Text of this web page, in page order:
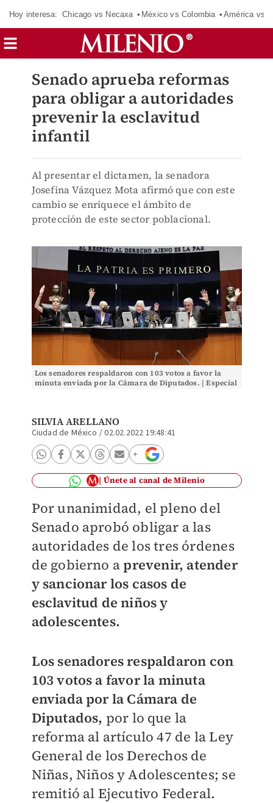
Hoy interesa: Chicago vs Necaxa México vs Colombia América vs
Senado aprueba reformas
para obligar a autoridades
prevenir la esclavitud
infantil
Al presentar el dictamen, la senadora
Josefina Vázquez Mota afirmó que con este
cambio se enriquece el ámbito de
protección de este sector poblacional.
Los senadores respaldaron con 103 votos a favor la
minuta enviada por la Cámara de Diputados. | Especial
SILVIA ARELLANO
Ciudad de México /02.02.2022 19:48:41
Únete al canal de Milenio
Por unanimidad, el pleno del
Senado aprobó obligar a las
autoridades de los tres órdenes
de gobierno aprevenir, atender
y sancionar los casos de
esclavitud de niños y
adolescentes.
Los senadores respaldaron con
103 votos a favor la minuta
enviada por la Cámara de
Diputados, por lo que la
reforma al artículo 47 de la Ley
General de los Derechos de
Niñas, Niños y Adolescentes; se
remitió al Ejecutivo Federal.